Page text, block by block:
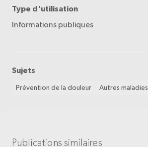
Type d'utilisation
Informations publiques
Sujets
Prévention de la douleur Autres maladies
Publications similaires